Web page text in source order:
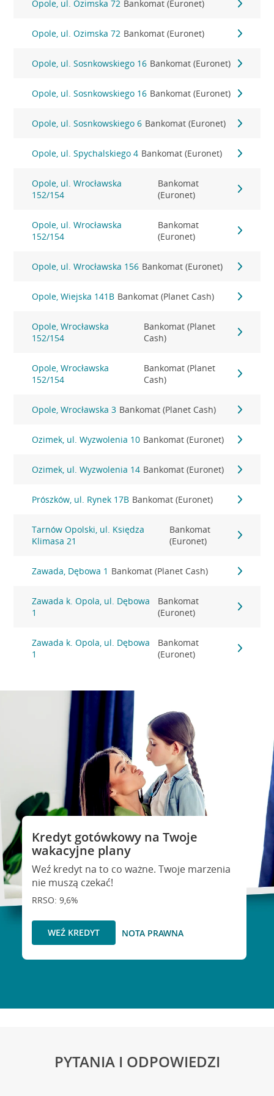
Opole, ul. Ozimska 72 Bankomat (Euronet)
Opole, ul. Ozimska 72 Bankomat (Euronet)
Opole, ul. Sosnkowskiego 16 Bankomat (Euronet)
Opole, ul. Sosnkowskiego 16 Bankomat (Euronet)
Opole, ul. Sosnkowskiego 6 Bankomat (Euronet)
Opole, ul. Spychalskiego 4 Bankomat (Euronet)
Opole, ul. Wrocławska
152/154
Bankomat
(Euronet)
Opole, ul. Wrocławska
152/154
Bankomat
(Euronet)
Opole, ul. Wrocławska 156 Bankomat (Euronet)
Opole, Wiejska 141B Bankomat (Planet Cash)
Opole, Wrocławska
152/154
Bankomat (Planet
Cash)
Opole, Wrocławska
152/154
Bankomat (Planet
Cash)
Opole, Wrocławska 3 Bankomat (Planet Cash)
Ozimek, ul. Wyzwolenia 10 Bankomat (Euronet)
Ozimek, ul. Wyzwolenia 14 Bankomat (Euronet)
Prószków, ul. Rynek 17B Bankomat (Euronet)
Tarnów Opolski, ul. Księdza
Klimasa 21
Bankomat
(Euronet)
Zawada, Dębowa 1 Bankomat (Planet Cash)
Zawada k. Opola, ul. Dębowa
1
Bankomat
(Euronet)
Zawada k. Opola, ul. Dębowa
1
Bankomat
(Euronet)
Kredyt gotówkowy na Twoje
wakacyjne plany
Weź kredyt na to co ważne. Twoje marzenia
nie muszą czekać!
RRSO: 9,6%
WEŹ KREDYT NOTA PRAWNA
PYTANIA I ODPOWIEDZI